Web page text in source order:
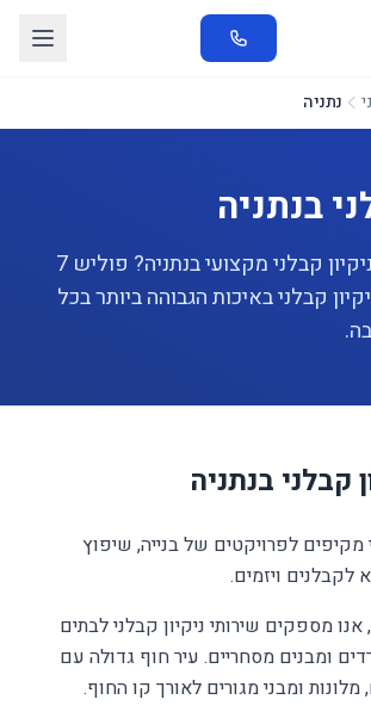
נתניה
בנתניה
מחפשים שירות ניקיון קבלני מקצועי בנתניה? פוליש 7
קבלני באיכות הגבוהה ביותר בכל
קבלני בנתניה
מקיפים לפרויקטים של בנייה, שיפוץ
לקבלנים ויזמים.
אנו מספקים שירותי ניקיון קבלני לבתים
ומבנים מסחריים. עיר חוף גדולה עם
מלונות ומבני מגורים לאורך קו החוף.